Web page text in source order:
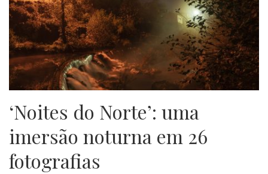
‘Noites do Norte’: uma
imersão noturna em 26
fotografias